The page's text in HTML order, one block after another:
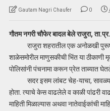
Gautam Nagri Chaufer 0
गौतम नगरी चौफेर बादल बेले राजुरा,
राजुरा शहरातील एक अनोळखी पुरूष
शाळेसमोरील माणुसकीची भिंत या ठीकाणी
पोलिसांनी पंचनामा करून प्रेत ताब्यात
सदर इसम लांबट चेह-याचा, सावळ्या
होता. त्याचे केस वाढलेले व काळी पांढरी
माहिती मिळाल्यास अथवा नातेवाईकांची